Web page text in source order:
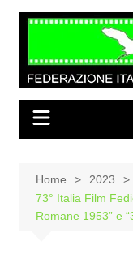
Salta
Home 2023
73° Italia Film
Romane 1953” e